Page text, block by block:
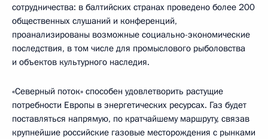
сотрудничества: в балтийских странах проведено более 200
общественных слушаний и конференций,
проанализированы возможные социально-экономические
последствия, в том числе для промыслового рыболовства
и объектов культурного наследия.
«Северный поток» способен удовлетворить растущие
потребности Европы в энергетических ресурсах. Газ будет
поставляться напрямую, по кратчайшему маршруту, связав
крупнейшие российские газовые месторождения с рынками